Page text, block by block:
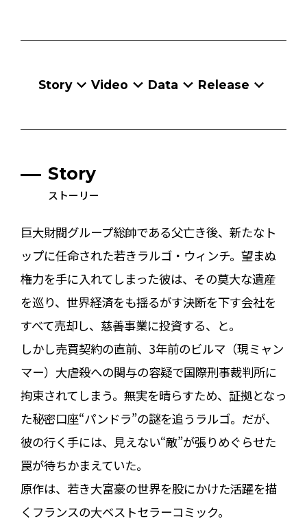
Story Video Data Release
Story
ストーリー
巨大財閥グループ総帥である父亡き後、新たなト
ップに任命された若きラルゴ・ウィンチ。望まぬ
権力を手に入れてしまった彼は、その莫大な遺産
を巡り、世界経済をも揺るがす決断を下す――会社を
すべて売却し、慈善事業に投資する、と。
しかし売買契約の直前、3年前のビルマ（現ミャン
マー）大虐殺への関与の容疑で国際刑事裁判所に
拘束されてしまう。無実を晴らすため、証拠となっ
た秘密口座“パンドラ”の謎を追うラルゴ。だが、
彼の行く手には、見えない“敵”が張りめぐらせた
罠が待ちかまえていた――。
原作は、若き大富豪の世界を股にかけた活躍を描
くフランスの大ベストセラーコミック。